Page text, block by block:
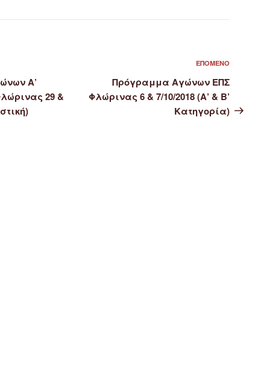
Α’
29 &
άρθρο
ΕΠΌΜΕΝΟ
Πρόγραμμα Αγώνων ΕΠΣ
Φλώρινας 6 & 7/10/2018 (Α’ & Β’
Κατηγορία)